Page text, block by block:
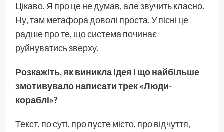
Цікаво. Я про це не думав, але звучить класно.
Ну, там метафора доволі проста. У пісні це
радше про те, що система починає
руйнуватись зверху.
Розкажіть, як виникла ідея і що найбільше
змотивувало написати трек «Люди-
кораблі»?
Текст, по суті, про пусте місто, про відчуття,